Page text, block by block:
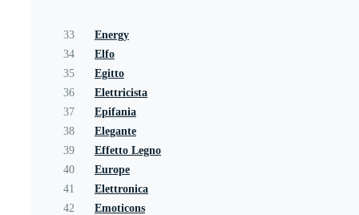
33
Energy
34
Elfo
35
Egitto
36
Elettricista
37
Epifania
38
Elegante
39
Effetto Legno
40
Europe
41
Elettronica
42
Emoticons